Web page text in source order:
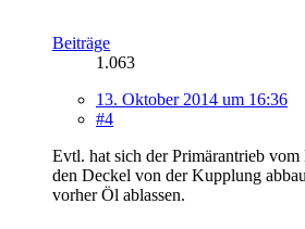
Beiträge
1.063
13. Oktober 2014 um 16:36
#4
Evtl. hat sich der Primärantrieb
den Deckel von der Kupplung
vorher Öl ablassen.